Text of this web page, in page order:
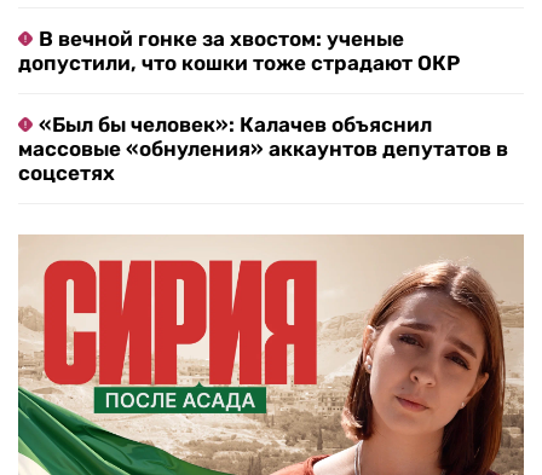
В вечной гонке за хвостом: ученые
допустили, что кошки тоже страдают ОКР
«Был бы человек»: Калачев объяснил
массовые «обнуления» аккаунтов депутатов в
соцсетях